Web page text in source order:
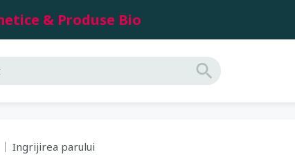
& Produse Bio
Ingrijirea parului